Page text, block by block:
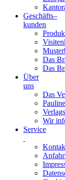
Geschäfts­–
kunden
Das
Das
Über
uns
Das
Wir
Service